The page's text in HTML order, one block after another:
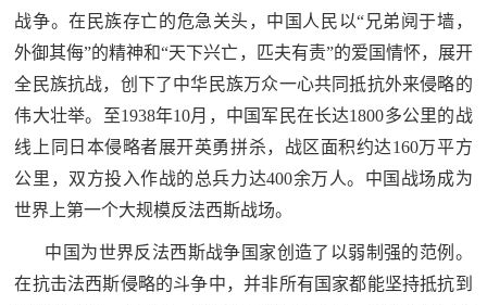
弟
兵
动
员
国
防
员
人
防
战争。在民族存亡的危急关头，中国人民以“兄弟阋于墙，
外御其侮”的精神和“天下兴亡，匹夫有责”的爱国情怀，展开
全民族抗战，创下了中华民族万众一心共同抵抗外来侵略的
伟大壮举。至1938年10月，中国军民在长达1800多公里的战
线上同日本侵略者展开英勇拼杀，战区面积约达160万平方
公里，双方投入作战的总兵力达400余万人。中国战场成为
世界上第一个大规模反法西斯战场。
中国为世界反法西斯战争国家创造了以弱制强的范例。
在抗击法西斯侵略的斗争中，并非所有国家都能坚持抵抗到